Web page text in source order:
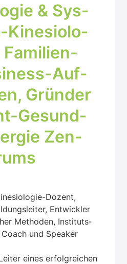
& Sys­
Kine­sio­lo­
Auf­
Grün­der
Gesund­
Zen­
Dozent,
Ent­wick­ler
Metho­den, Insti­tuts­
und Spea­k­er
eines erfolg­rei­chen